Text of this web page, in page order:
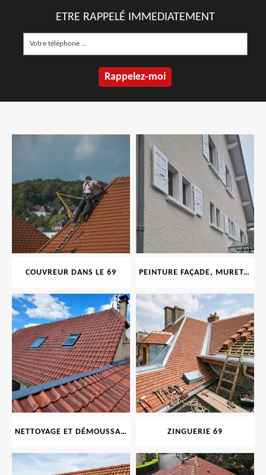
ETRE RAPPELÉ IMMEDIATEMENT
COUVREUR DANS LE 69 PEINTURE FAÇADE, MURET, TOITURE, BOISERIE, FERRONERIE, GOUTTIÈRE 69
NETTOYAGE ET DÉMOUSSAGE DE TOITURE ET FAÇADE 69 ZINGUERIE 69